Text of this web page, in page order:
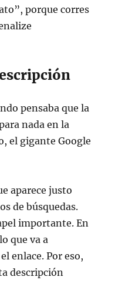
porque corres
pensaba que la
nada en la
el gigante Google
aparece justo
de búsquedas.
importante. En
que va a
enlace. Por eso,
descripción